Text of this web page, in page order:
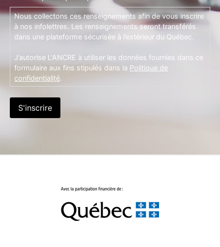
Nous collectons ces renseignements afin de vous inscrire
à nos infolettres. Les renseignements seront transférés
dans une plateforme sécurisée à l’extérieur du Québec.
J’autorise L'ANCRE à utiliser les données fournies dans ce
formulaire aux fins stipulés dans la Politique de
confidentialité.
S'inscrire